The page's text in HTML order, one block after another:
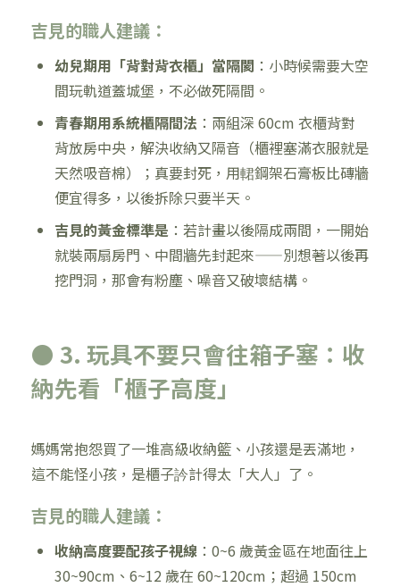
吉見的職人建議：
幼兒期用「背對背衣櫃」當隔閡 ：小時候需要大空
間玩軌道蓋城堡，不必做死隔間。
青春期用系統櫃隔間法 ：兩組深 60cm 衣櫃背對
背放房中央，解決收納又隔音（櫃裡塞滿衣服就是
天然吸音棉）；真要封死，用輑鋼架石膏板比磚牆
便宜得多，以後拆除只要半天。
吉見的黃金標準是：若計畫以後隔成兩間，一開始
就裝兩扇房門、中間牆先封起來——別想著以後再
挖門洞，那會有粉塵、噪音又破壞結構。
● 3. 玩具不要只會往箱子塞：收
納先看「櫃子高度」
媽媽常抱怨買了一堆高級收納籃、小孩還是丟滿地，
這不能怪小孩，是櫃子訡計得太「大人」了。
吉見的職人建議：
收納高度要配孩子視線：0~6 歲黃金區在地面往上
30~90cm、6~12 歲在 60~120cm；超過 150cm